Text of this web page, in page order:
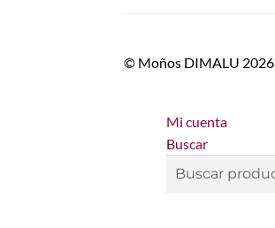
© Moños DIMALU 2026
Mi cuenta
Buscar
Buscar
Buscar